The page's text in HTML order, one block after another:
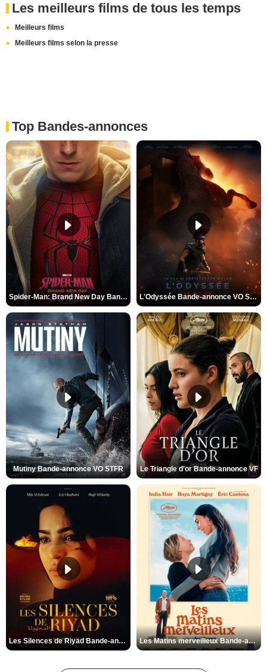
Les meilleurs films de tous les temps
Meilleurs films
Meilleurs films selon la presse
Top Bandes-annonces
Spider-Man: Brand New Day Bande-annonce VO STFR L'Odyssée Bande-annonce VO STFR
Mutiny Bande-annonce VO STFR Le Triangle d'or Bande-annonce VF
Les Silences de Riyad Bande-annonce VO STFR Les Matins merveilleux Bande-annonce VF